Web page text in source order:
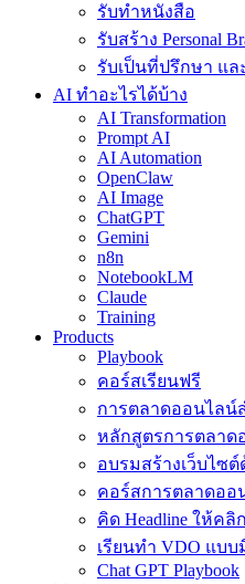
รับทำหนังสือ
รับสร้าง Personal
รับเป็นที่ปรึกษา แ
AI ทำอะไรได้บ้าง
AI Transformation
Prompt AI
AI Automation
OpenClaw
AI Image
ChatGPT
Gemini
n8n
NotebookLM
Claude
Training
Products
Playbook
คอร์สเรียนฟรี
การตลาดออนไลน์
หลักสูตรการตลาด
อบรมสร้างเว็บไซต์
คอร์สการตลาดออ
คิด Headline ให้ค
เรียนทำ VDO แบบ
Chat GPT Playbook